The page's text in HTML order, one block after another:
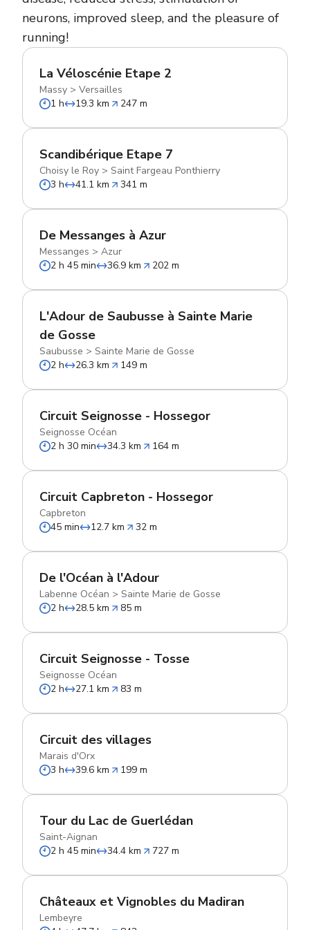
neurons, improved sleep, and the pleasure of
running!
La Véloscénie Etape 2
Massy > Versailles
1 h
19.3 km 247 m
Scandibérique Etape 7
Choisy le Roy > Saint Fargeau Ponthierry
3 h
41.1 km 341 m
De Messanges à Azur
Messanges > Azur
2 h 45 min
36.9 km 202 m
L'Adour de Saubusse à Sainte Marie
de Gosse
Saubusse > Sainte Marie de Gosse
2 h
26.3 km 149 m
Circuit Seignosse - Hossegor
Seignosse Océan
2 h 30 min
34.3 km 164 m
Circuit Capbreton - Hossegor
Capbreton
45 min
12.7 km 32 m
De l'Océan à l'Adour
Labenne Océan > Sainte Marie de Gosse
2 h
28.5 km 85 m
Circuit Seignosse - Tosse
Seignosse Océan
2 h
27.1 km 83 m
Circuit des villages
Marais d'Orx
3 h
39.6 km 199 m
Tour du Lac de Guerlédan
Saint-Aignan
2 h 45 min
34.4 km 727 m
Châteaux et Vignobles du Madiran
Lembeyre